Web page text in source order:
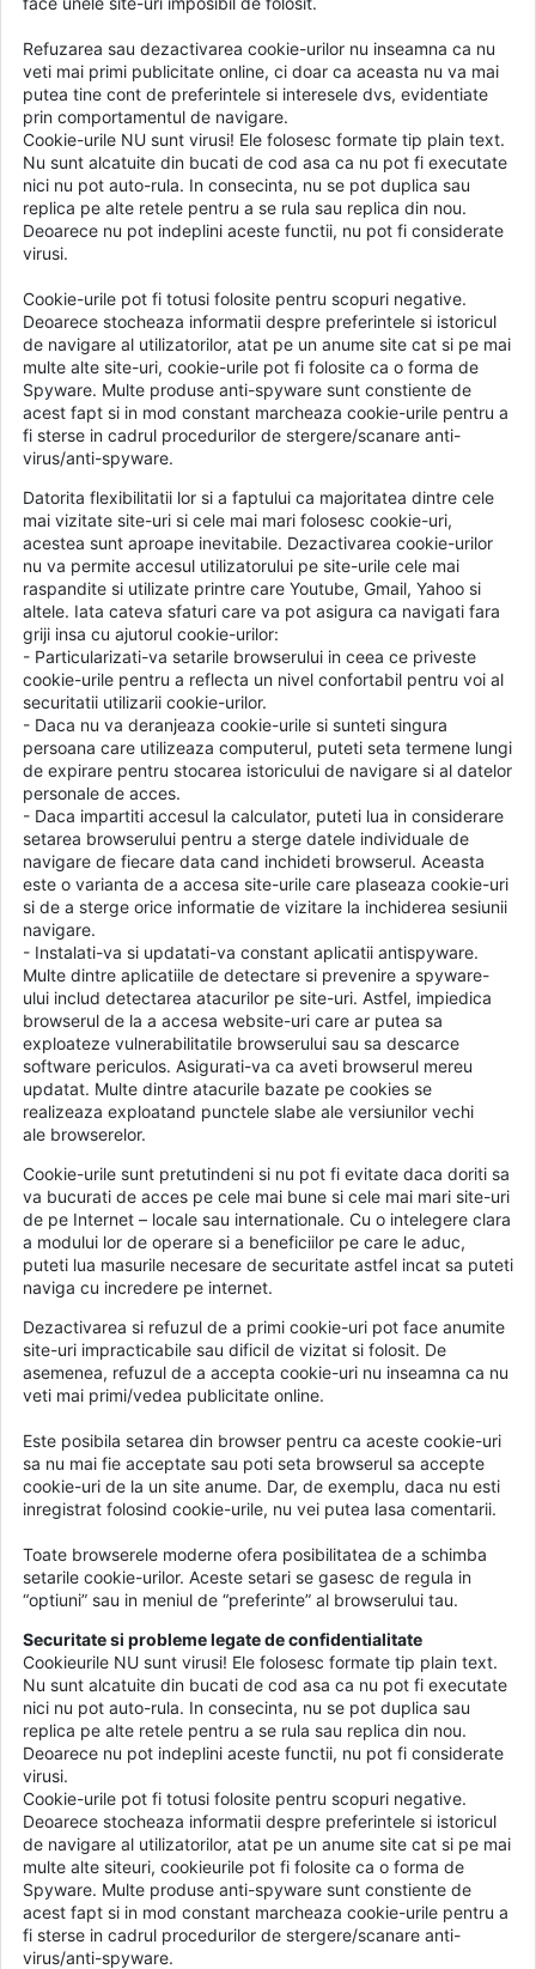
Refuzarea sau dezactivarea cookie-urilor nu inseamna ca nu
veti mai primi publicitate online, ci doar ca aceasta nu va mai
putea tine cont de preferintele si interesele dvs, evidentiate
prin comportamentul de navigare.
Cookie-urile NU sunt virusi! Ele folosesc formate tip plain text.
Nu sunt alcatuite din bucati de cod asa ca nu pot fi executate
nici nu pot auto-rula. In consecinta, nu se pot duplica sau
replica pe alte retele pentru a se rula sau replica din nou.
Deoarece nu pot indeplini aceste functii, nu pot fi considerate
virusi.
Cookie-urile pot fi totusi folosite pentru scopuri negative.
Deoarece stocheaza informatii despre preferintele si istoricul
de navigare al utilizatorilor, atat pe un anume site cat si pe mai
multe alte site-uri, cookie-urile pot fi folosite ca o forma de
Spyware. Multe produse anti-spyware sunt constiente de
acest fapt si in mod constant marcheaza cookie-urile pentru a
fi sterse in cadrul procedurilor de stergere/scanare anti-
virus/anti-spyware.
Datorita flexibilitatii lor si a faptului ca majoritatea dintre cele
mai vizitate site-uri si cele mai mari folosesc cookie-uri,
acestea sunt aproape inevitabile. Dezactivarea cookie-urilor
nu va permite accesul utilizatorului pe site-urile cele mai
raspandite si utilizate printre care Youtube, Gmail, Yahoo si
altele. Iata cateva sfaturi care va pot asigura ca navigati fara
griji insa cu ajutorul cookie-urilor:
- Particularizati-va setarile browserului in ceea ce priveste
cookie-urile pentru a reflecta un nivel confortabil pentru voi al
securitatii utilizarii cookie-urilor.
- Daca nu va deranjeaza cookie-urile si sunteti singura
persoana care utilizeaza computerul, puteti seta termene lungi
de expirare pentru stocarea istoricului de navigare si al datelor
personale de acces.
- Daca impartiti accesul la calculator, puteti lua in considerare
setarea browserului pentru a sterge datele individuale de
navigare de fiecare data cand inchideti browserul. Aceasta
este o varianta de a accesa site-urile care plaseaza cookie-uri
si de a sterge orice informatie de vizitare la inchiderea sesiunii
navigare.
- Instalati-va si updatati-va constant aplicatii antispyware.
Multe dintre aplicatiile de detectare si prevenire a spyware-
ului includ detectarea atacurilor pe site-uri. Astfel, impiedica
browserul de la a accesa website-uri care ar putea sa
exploateze vulnerabilitatile browserului sau sa descarce
software periculos. Asigurati-va ca aveti browserul mereu
updatat. Multe dintre atacurile bazate pe cookies se
realizeaza exploatand punctele slabe ale versiunilor vechi
ale browserelor.
Cookie-urile sunt pretutindeni si nu pot fi evitate daca doriti sa
va bucurati de acces pe cele mai bune si cele mai mari site-uri
de pe Internet – locale sau internationale. Cu o intelegere clara
a modului lor de operare si a beneficiilor pe care le aduc,
puteti lua masurile necesare de securitate astfel incat sa puteti
naviga cu incredere pe internet.
Dezactivarea si refuzul de a primi cookie-uri pot face anumite
site-uri impracticabile sau dificil de vizitat si folosit. De
asemenea, refuzul de a accepta cookie-uri nu inseamna ca nu
veti mai primi/vedea publicitate online.
Este posibila setarea din browser pentru ca aceste cookie-uri
sa nu mai fie acceptate sau poti seta browserul sa accepte
cookie-uri de la un site anume. Dar, de exemplu, daca nu esti
inregistrat folosind cookie-urile, nu vei putea lasa comentarii.
Toate browserele moderne ofera posibilitatea de a schimba
setarile cookie-urilor. Aceste setari se gasesc de regula in
“optiuni” sau in meniul de “preferinte” al browserului tau.
Securitate si probleme legate de confidentialitate
Cookieurile NU sunt virusi! Ele folosesc formate tip plain text.
Nu sunt alcatuite din bucati de cod asa ca nu pot fi executate
nici nu pot auto-rula. In consecinta, nu se pot duplica sau
replica pe alte retele pentru a se rula sau replica din nou.
Deoarece nu pot indeplini aceste functii, nu pot fi considerate
virusi.
Cookie-urile pot fi totusi folosite pentru scopuri negative.
Deoarece stocheaza informatii despre preferintele si istoricul
de navigare al utilizatorilor, atat pe un anume site cat si pe mai
multe alte siteuri, cookieurile pot fi folosite ca o forma de
Spyware. Multe produse anti-spyware sunt constiente de
acest fapt si in mod constant marcheaza cookie-urile pentru a
fi sterse in cadrul procedurilor de stergere/scanare anti-
virus/anti-spyware.